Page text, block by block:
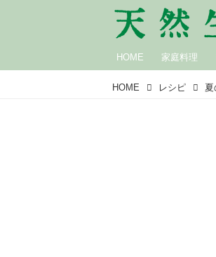
HOME 家庭料理
HOME レシピ